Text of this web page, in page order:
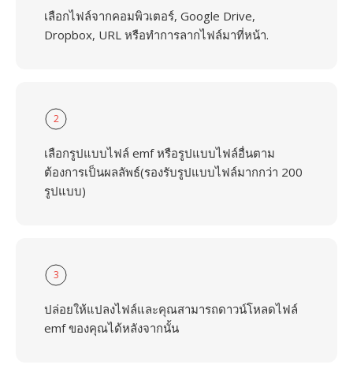
เลือกไฟล์จากคอมพิวเตอร์, Google Drive,
Dropbox, URL หรือทำการลากไฟล์มาที่หน้า.
2
เลือกรูปแบบไฟล์ emf หรือรูปแบบไฟล์อื่นตาม
ต้องการเป็นผลลัพธ์(รองรับรูปแบบไฟล์มากกว่า 200
รูปแบบ)
3
ปล่อยให้แปลงไฟล์และคุณสามารถดาวน์โหลดไฟล์
emf ของคุณได้หลังจากนั้น